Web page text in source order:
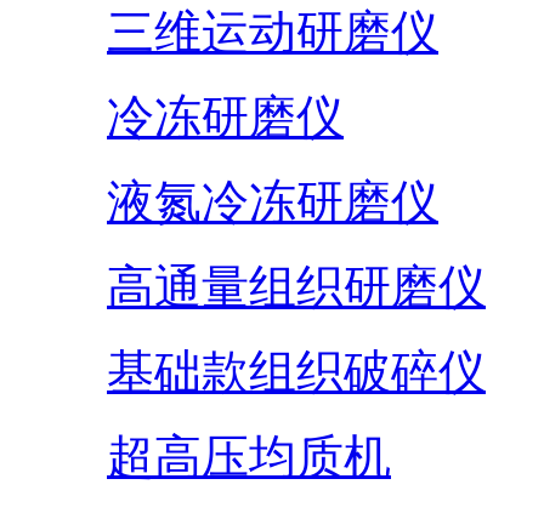
三维运动研磨仪
冷冻研磨仪
液氮冷冻研磨仪
高通量组织研磨仪
基础款组织破碎仪
超高压均质机